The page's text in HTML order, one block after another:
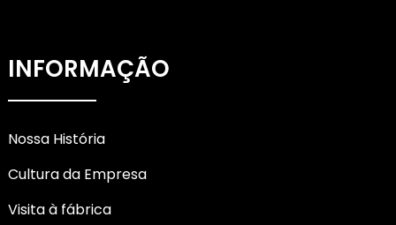
INFORMAÇÃO
Nossa História
Cultura da Empresa
Visita à fábrica